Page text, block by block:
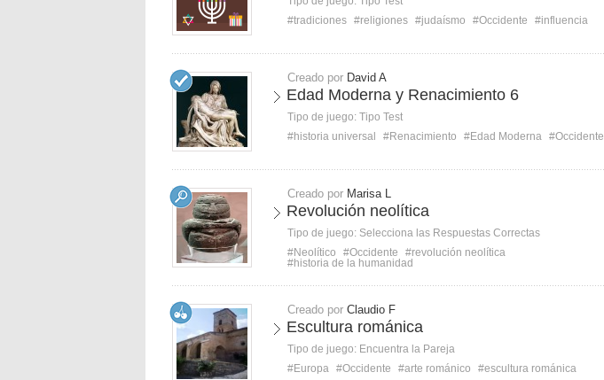
#tradiciones #religiones #judaísmo #Occidente #influencia
Creado por David A
Edad Moderna y Renacimiento 6
Tipo de juego: Tipo Test
#historia universal
#Renacimiento #Edad Moderna #Occidente
Creado por Marisa L
Revolución neolítica
Tipo de juego: Selecciona las Respuestas Correctas
#Neolítico
#Occidente
#revolución neolítica
#historia de la humanidad
Creado por Claudio F
Escultura románica
Tipo de juego: Encuentra la Pareja
#Europa #Occidente #arte románico #escultura románica